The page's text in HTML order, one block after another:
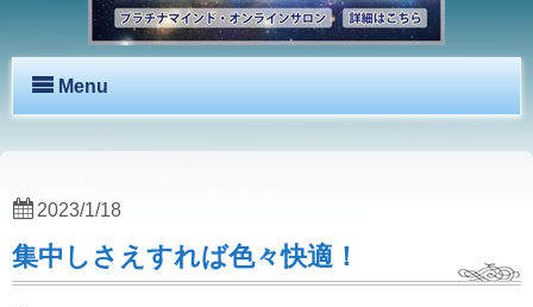
Menu
集中しさえすれば色々快適！
2023/1/18